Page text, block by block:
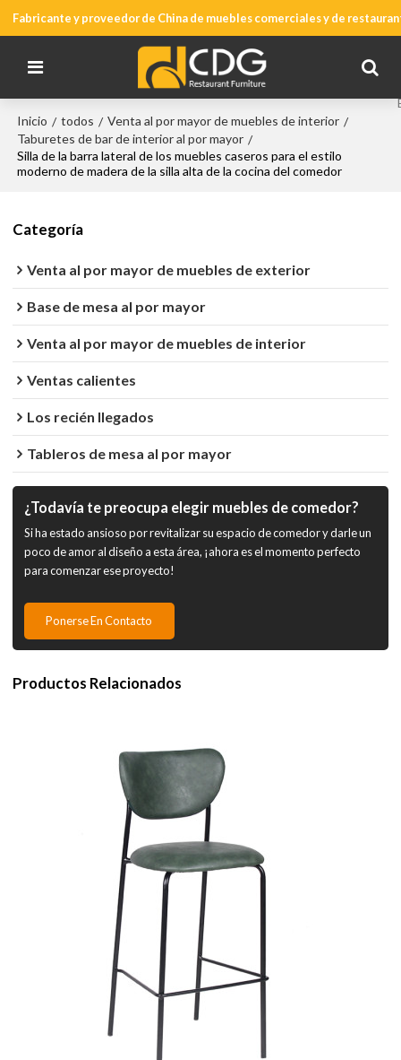
Fabricante y proveedor de China de muebles comerciales y de
Inicio / todos / Venta al por mayor de muebles de interior /
Taburetes de bar de interior al por mayor /
Silla de la barra lateral de los muebles caseros para el estilo
moderno de madera de la silla alta de la cocina del comedor
Categoría
Venta al por mayor de muebles de exterior
Base de mesa al por mayor
Venta al por mayor de muebles de interior
Ventas calientes
Los recién llegados
Tableros de mesa al por mayor
¿Todavía te preocupa elegir muebles de comedor?
Si ha estado ansioso por revitalizar su espacio de comedor y darle un
poco de amor al diseño a esta área, ¡ahora es el momento perfecto
para comenzar ese proyecto!
Ponerse En Contacto
Productos Relacionados